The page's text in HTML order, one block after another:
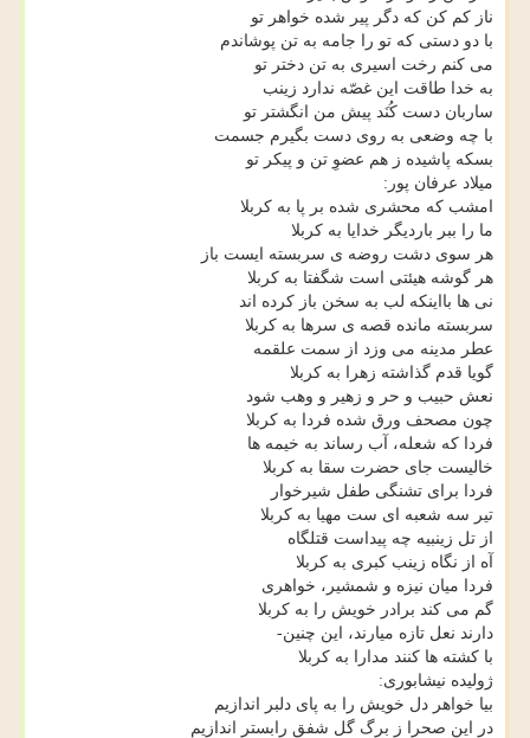
ناز کم کن که دگر پیر شده خواهر تو
با دو دستی که تو را جامه به تن پوشاندم
می کنم رخت اسیری به تن دختر تو
به خدا طاقت این غصّه ندارد زینب
ساربان دست کُنَد پیش من انگشتر تو
با چه وضعی به روی دست بگیرم جسمت
بسکه پاشیده ز هم عضوِ تن و پیکر تو
میلاد عرفان پور:
امشب که محشری شده بر پا به کربلا
ما را ببر باردیگر خدایا به کربلا
هر سوی دشت روضه ی سربسته ایست باز
هر گوشه هیئتی است شگفتا به کربلا
نی ها بااینکه لب به سخن باز کرده اند
سربسته مانده قصه ی سرها به کربلا
عطر مدینه می وزد از سمت علقمه
گویا قدم گذاشته زهرا به کربلا
نعش حبیب و حر و زهیر و وهب شود
چون مصحف ورق شده فردا به کربلا
فردا که شعله، آب رساند به خیمه ها
خالیست جای حضرت سقا به کربلا
فردا برای تشنگی طفل شیرخوار
تیر سه شعبه ای ست مهیا به کربلا
از تل زینبیه چه پیداست قتلگاه
آه از نگاه زینب کبری به کربلا
فردا میان نیزه و شمشیر، خواهری
گم می کند برادر خویش را به کربلا
دارند نعل تازه میارند، این چنین-
با کشته ها کنند مدارا به کربلا
ژولیده نیشابوری:
بیا خواهر دل خویش را به پای دلبر اندازیم
در این صحرا ز برگ گل شفق رابستر اندازیم